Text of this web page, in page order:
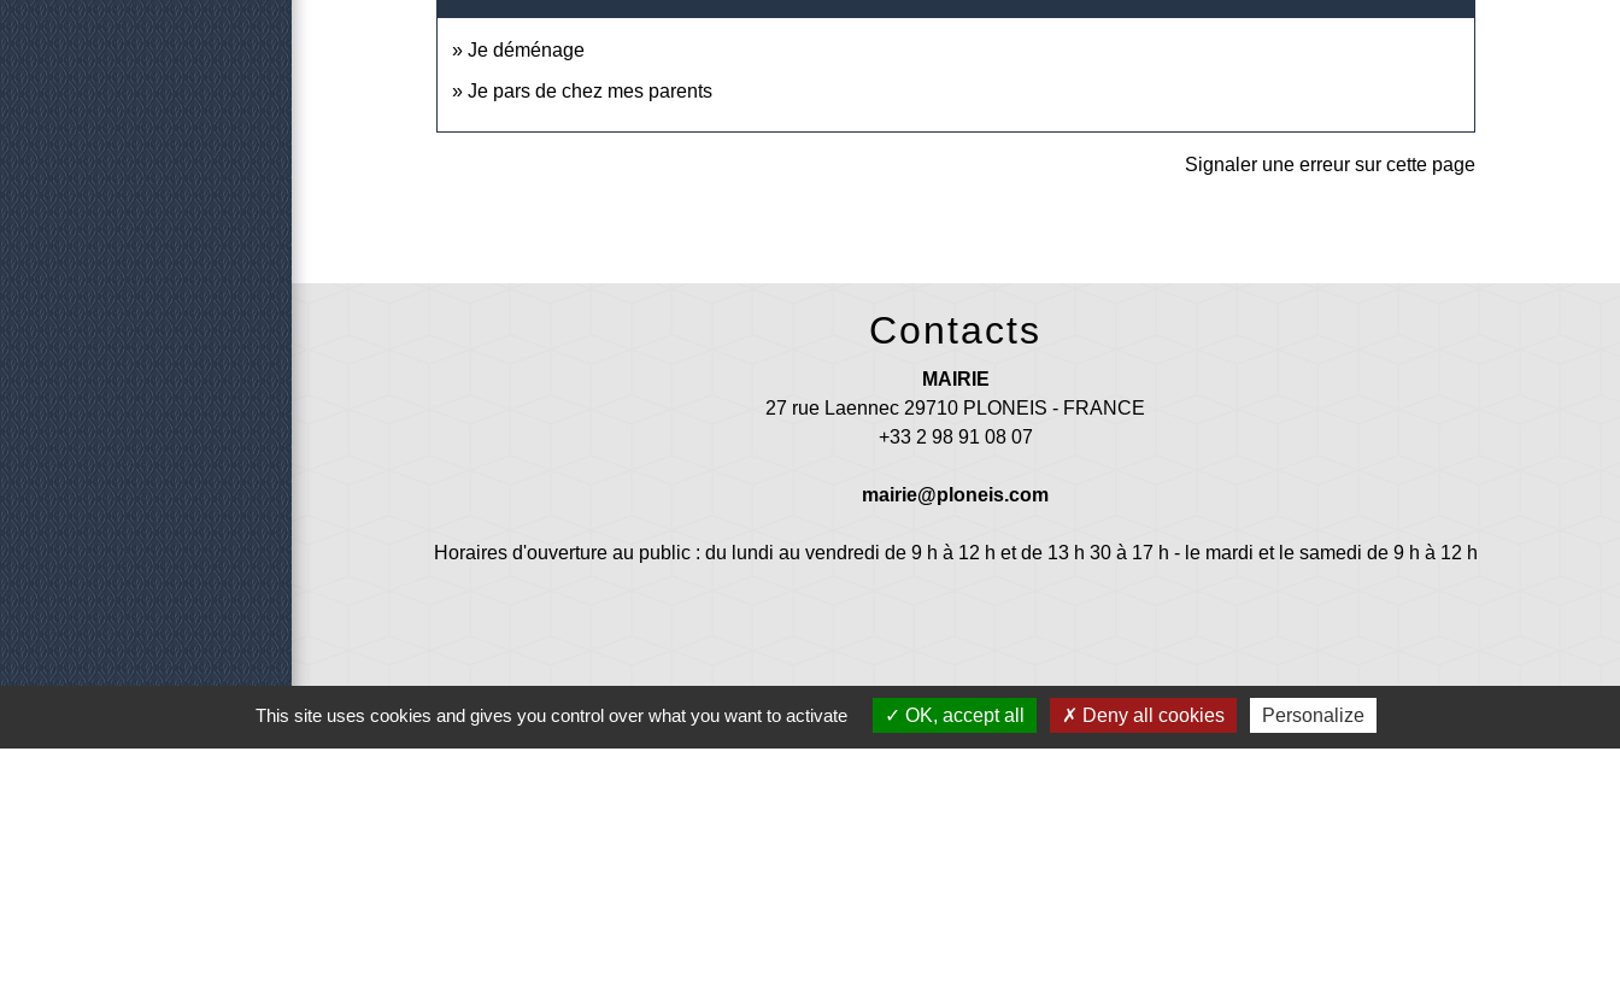
Je déménage
Je pars de chez mes parents
Signaler une erreur sur cette page
Contacts
MAIRIE
27 rue Laennec 29710 PLONEIS - FRANCE
+33 2 98 91 08 07
mairie@ploneis.com
Horaires d'ouverture au public : du lundi au vendredi de 9 h à 12 h et de 13 h 30 à 17 h - le mardi et le samedi de 9 h à 12 h
This site uses cookies and gives you control over what you want to activate OK, accept all Deny all cookies Personalize